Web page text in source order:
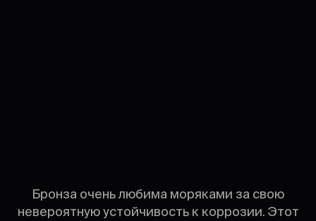
Бронза очень любима моряками за свою
невероятную устойчивость к коррозии. Этот